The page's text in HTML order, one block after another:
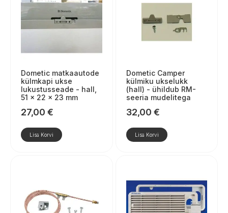
Dometic matkaautode
külmkapi ukse
lukustusseade - hall,
51 × 22 × 23 mm
27,00 €
Lisa Korvi
Dometic Camper
külmiku ukselukk
(hall) - ühildub RM-
seeria mudelitega
32,00 €
Lisa Korvi